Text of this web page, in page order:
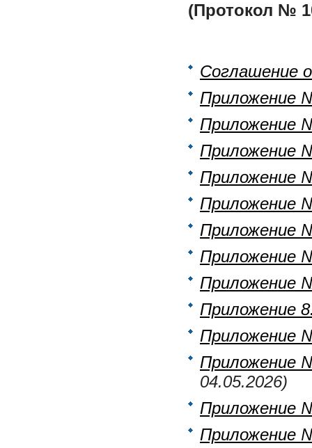
(Протокол №
Соглашение
Приложение
Приложение
Приложение
Приложение
Приложение
Приложение
Приложение
Приложение
Приложение
Приложение
Приложение
04.05.2026)
Приложение
Приложение